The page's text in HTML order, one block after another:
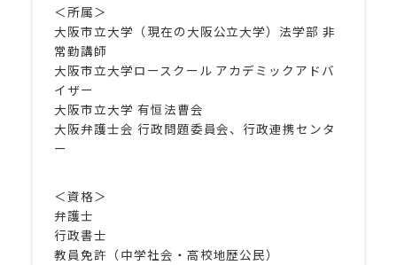
＜所属＞
大阪市立大学（現在の大阪公立大学）法学部 非
常勤講師
大阪市立大学ロースクール アカデミックアドバ
イザー
大阪市立大学 有恒法曹会
大阪弁護士会 行政問題委員会、行政連携センタ
ー
＜資格＞
弁護士
行政書士
教員免許（中学社会・高校地歴公民）